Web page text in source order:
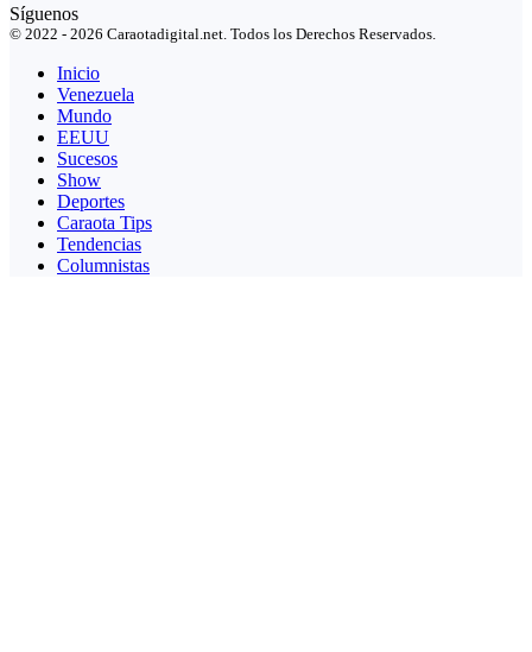
Síguenos
© 2022 - 2026 Caraotadigital.net. Todos los Derechos Reservados.
Inicio
Venezuela
Mundo
EEUU
Sucesos
Show
Deportes
Caraota Tips
Tendencias
Columnistas